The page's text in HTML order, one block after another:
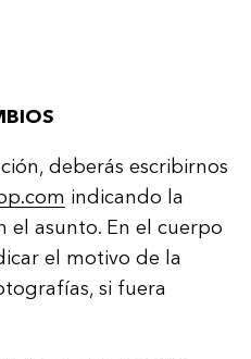
deberás escribirnos
indicando la
el asunto. En el cuerpo
el motivo de la
si fuera